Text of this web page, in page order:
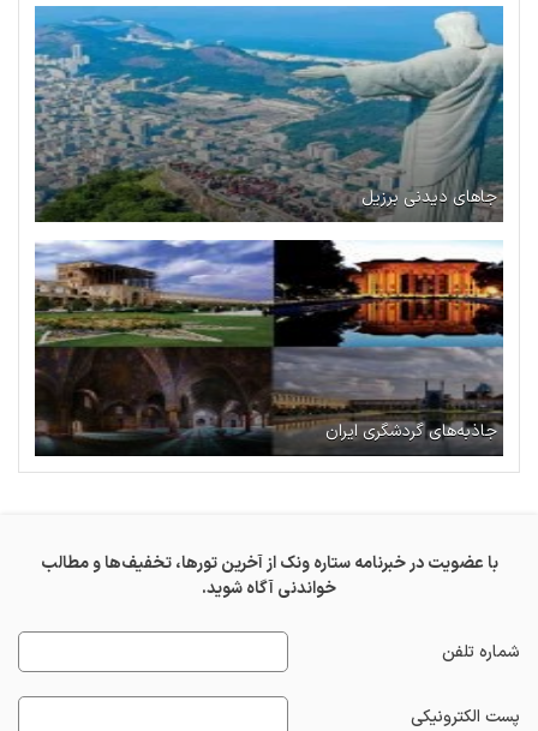
جاهای دیدنی برزیل
جاذبه‌های گردشگری ایران
با عضویت در خبرنامه ستاره ونک از آخرین تورها، تخفیف‌ها و مطالب
خواندنی آگاه شوید.
شماره تلفن
پست الکترونیکی